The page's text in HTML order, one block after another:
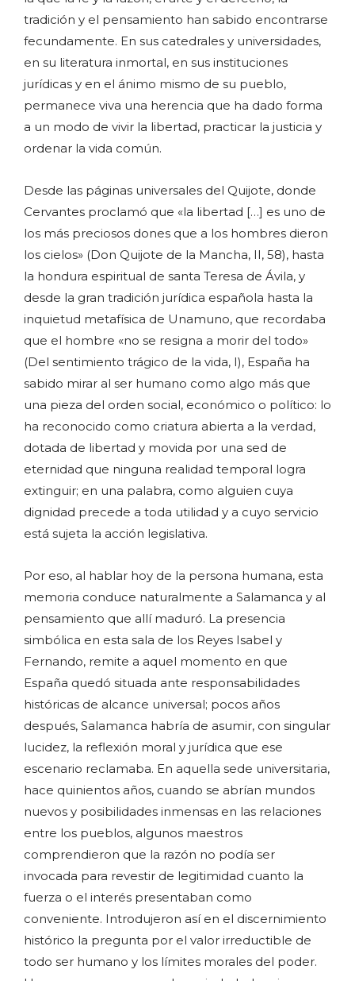
tradición y el pensamiento han sabido encontrarse
fecundamente. En sus catedrales y universidades,
en su literatura inmortal, en sus instituciones
jurídicas y en el ánimo mismo de su pueblo,
permanece viva una herencia que ha dado forma
a un modo de vivir la libertad, practicar la justicia y
ordenar la vida común.
Desde las páginas universales del Quijote, donde
Cervantes proclamó que «la libertad […] es uno de
los más preciosos dones que a los hombres dieron
los cielos» (Don Quijote de la Mancha, II, 58), hasta
la hondura espiritual de santa Teresa de Ávila, y
desde la gran tradición jurídica española hasta la
inquietud metafísica de Unamuno, que recordaba
que el hombre «no se resigna a morir del todo»
(Del sentimiento trágico de la vida, I), España ha
sabido mirar al ser humano como algo más que
una pieza del orden social, económico o político: lo
ha reconocido como criatura abierta a la verdad,
dotada de libertad y movida por una sed de
eternidad que ninguna realidad temporal logra
extinguir; en una palabra, como alguien cuya
dignidad precede a toda utilidad y a cuyo servicio
está sujeta la acción legislativa.
Por eso, al hablar hoy de la persona humana, esta
memoria conduce naturalmente a Salamanca y al
pensamiento que allí maduró. La presencia
simbólica en esta sala de los Reyes Isabel y
Fernando, remite a aquel momento en que
España quedó situada ante responsabilidades
históricas de alcance universal; pocos años
después, Salamanca habría de asumir, con singular
lucidez, la reflexión moral y jurídica que ese
escenario reclamaba. En aquella sede universitaria,
hace quinientos años, cuando se abrían mundos
nuevos y posibilidades inmensas en las relaciones
entre los pueblos, algunos maestros
comprendieron que la razón no podía ser
invocada para revestir de legitimidad cuanto la
fuerza o el interés presentaban como
conveniente. Introdujeron así en el discernimiento
histórico la pregunta por el valor irreductible de
todo ser humano y los límites morales del poder.